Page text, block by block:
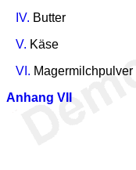
IV. Butter
V. Käse
VI. Magermilchpulver
Anhang VII